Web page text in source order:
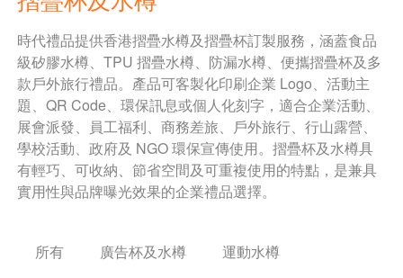
時代禮品提供香港摺疊水樽及摺疊杯訂製服務，涵蓋食品
級矽膠水樽、TPU 摺疊水樽、防漏水樽、便攜摺疊杯及多
款戶外旅行禮品。產品可客製化印刷企業 Logo、活動主
題、QR Code、環保訊息或個人化刻字，適合企業活動、
展會派發、員工福利、商務差旅、戶外旅行、行山露營、
學校活動、政府及 NGO 環保宣傳使用。摺疊杯及水樽具
有輕巧、可收納、節省空間及可重複使用的特點，是兼具
實用性與品牌曝光效果的企業禮品選擇。
所有 廣告杯及水樽
運動水樽